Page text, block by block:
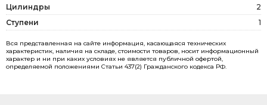
Цилиндры
2
Ступени
1
Вся представленная на сайте информация, касающаяся технических
характеристик, наличия на складе, стоимости товаров, носит информационный
характер и ни при каких условиях не является публичной офертой,
определяемой положениями Статьи 437(2) Гражданского кодекса РФ.